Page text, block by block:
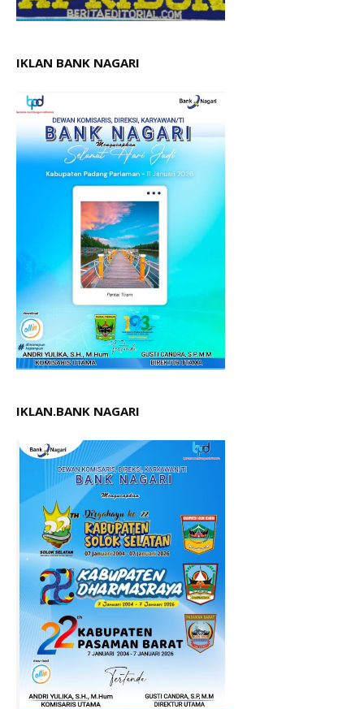
IKLAN BANK NAGARI
IKLAN.BANK NAGARI